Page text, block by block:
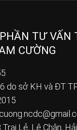
TƯ VẤN
CƯỜNG
do sở KH và ĐT
Lẻ, Lê Chân,